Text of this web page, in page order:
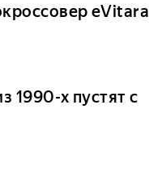
eVitara
1990-х пустят с